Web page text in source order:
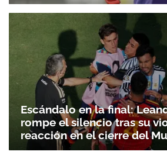
Escándalo en la final:
rompe el silencio tras su
reacción en el cierre del